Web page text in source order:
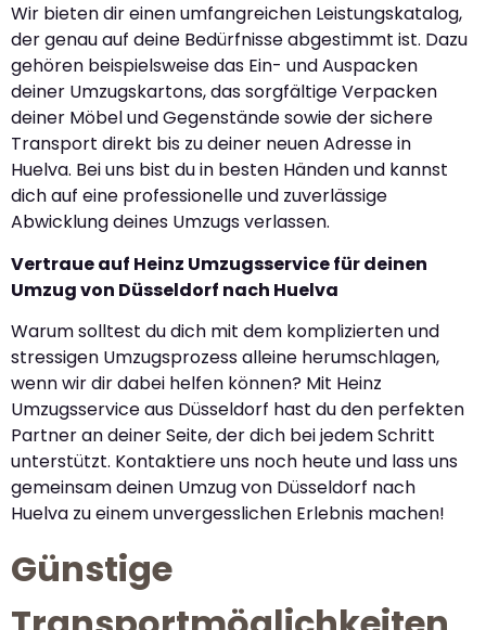
Wir bieten dir einen umfangreichen Leistungskatalog,
der genau auf deine Bedürfnisse abgestimmt ist. Dazu
gehören beispielsweise das Ein- und Auspacken
deiner Umzugskartons, das sorgfältige Verpacken
deiner Möbel und Gegenstände sowie der sichere
Transport direkt bis zu deiner neuen Adresse in
Huelva. Bei uns bist du in besten Händen und kannst
dich auf eine professionelle und zuverlässige
Abwicklung deines Umzugs verlassen.
Vertraue auf Heinz Umzugsservice für deinen
Umzug von Düsseldorf nach Huelva
Warum solltest du dich mit dem komplizierten und
stressigen Umzugsprozess alleine herumschlagen,
wenn wir dir dabei helfen können? Mit Heinz
Umzugsservice aus Düsseldorf hast du den perfekten
Partner an deiner Seite, der dich bei jedem Schritt
unterstützt. Kontaktiere uns noch heute und lass uns
gemeinsam deinen Umzug von Düsseldorf nach
Huelva zu einem unvergesslichen Erlebnis machen!
Günstige